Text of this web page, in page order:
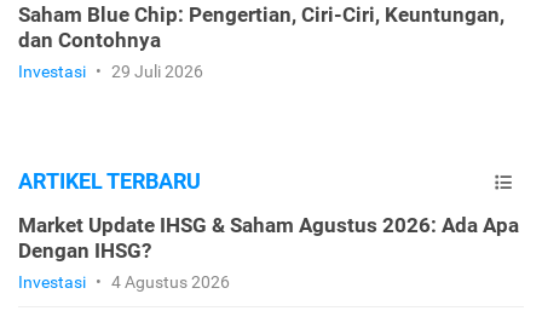
Saham Blue Chip: Pengertian, Ciri-Ciri, Keuntungan,
dan Contohnya
Investasi • 29 Juli 2026
ARTIKEL TERBARU
Market Update IHSG & Saham Agustus 2026: Ada Apa
Dengan IHSG?
Investasi • 4 Agustus 2026